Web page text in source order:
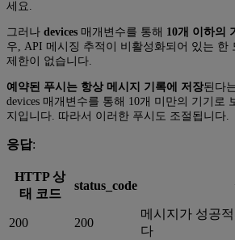
세요.
그러나 devices 매개변수를 통해 10개 이하의
우, API 메시징 추적이 비활성화되어 있는 한
제한이 없습니다.
예약된 푸시는 항상 메시지 기록에 저장된다
devices 매개변수를 통해 10개 미만의 기기로
지입니다. 따라서 이러한 푸시도 조절됩니다.
응답:
HTTP 상
태 코드
status_code
200 200
메시지가 성공
다